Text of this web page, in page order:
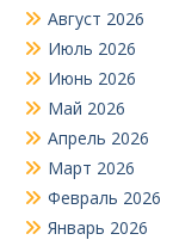
Август 2026
Июль 2026
Июнь 2026
Май 2026
Апрель 2026
Март 2026
Февраль 2026
Январь 2026